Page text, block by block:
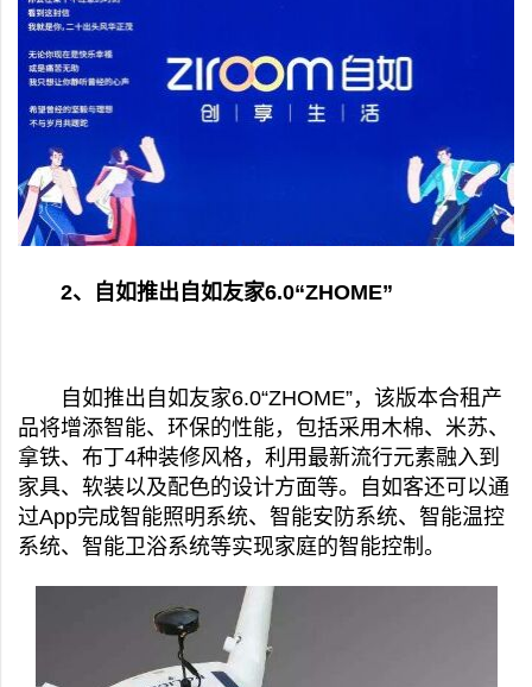
2、自如推出自如友家6.0“ZHOME”
自如推出自如友家6.0“ZHOME”，该版本合租产
品将增添智能、环保的性能，包括采用木棉、米苏、
拿铁、布丁4种装修风格，利用最新流行元素融入到
家具、软装以及配色的设计方面等。自如客还可以通
过App完成智能照明系统、智能安防系统、智能温控
系统、智能卫浴系统等实现家庭的智能控制。